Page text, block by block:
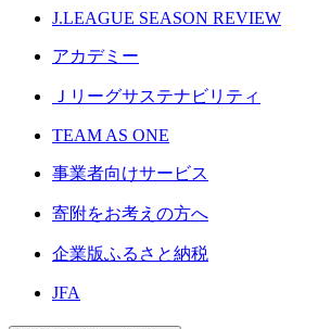
J.LEAGUE SEASON REVIEW
アカデミー
Ｊリーグサステナビリティ
TEAM AS ONE
事業者向けサービス
寄附をお考えの方へ
企業版ふるさと納税
JFA